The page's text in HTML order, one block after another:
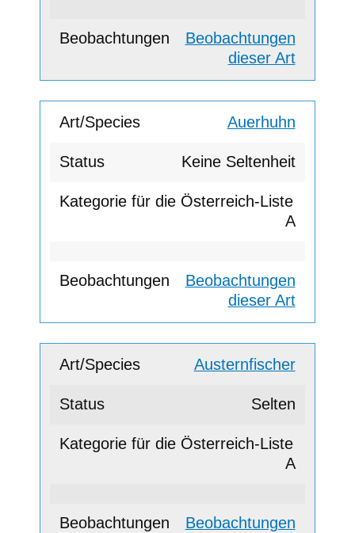
Beobachtungen
dieser Art
Auerhuhn
Keine Seltenheit
A
Beobachtungen
dieser Art
Austernfischer
Selten
A
Beobachtungen